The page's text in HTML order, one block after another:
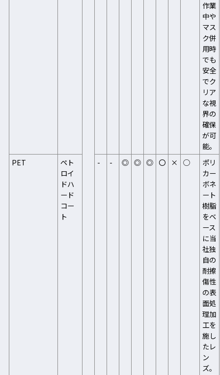
作業
中や
マス
ク併
用時
でも
安全
でク
リア
な視
界の
確保
が可
能。
PET
ペト
ロイ
ドハ
ード
コー
ト
- - ◎ ◎ ◎ 〇 × ○
ポリ
カー
ボネ
ート
樹脂
をベ
ース
に当
社独
自の
耐擦
傷性
の表
面処
理加
工を
施し
たレ
ン
ズ。